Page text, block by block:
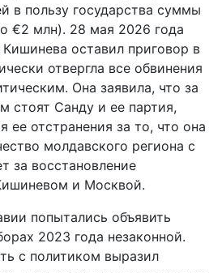
в пользу государства суммы
€2 млн). 28 мая 2026 года
оставил приговор в
отвергла все обвинения
Она заявила, что за
стоят Санду и ее партия,
ее отстранения за то, что она
молдавского региона с
за восстановление
и Москвой.
попытались объявить
2023 года незаконной.
с политиком выразил